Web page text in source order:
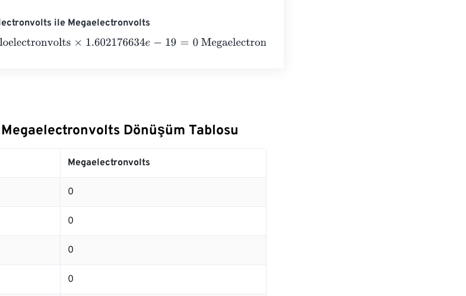
ile Megaelectronvolts
×1.602176634e-19=0 Megaelectronvolts
Dönüşüm Tablosu
Megaelectronvolts
0
0
0
0